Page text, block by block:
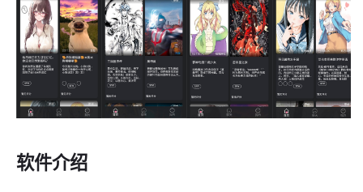
软件介绍